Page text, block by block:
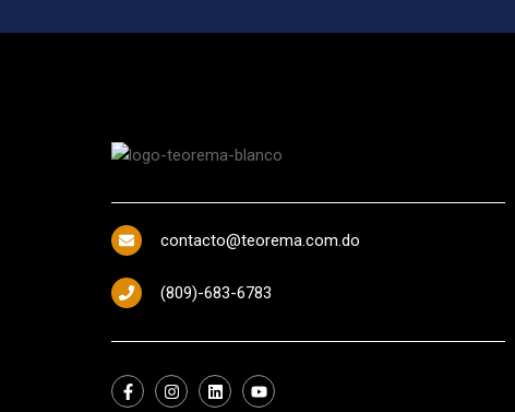
contacto@teorema.com.do
(809)-683-6783